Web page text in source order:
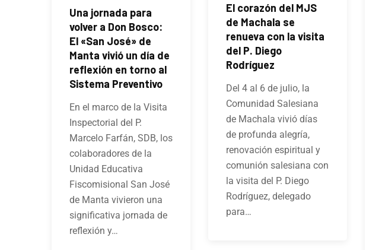
Una jornada para
volver a Don Bosco:
El «San José» de
Manta vivió un día de
reflexión en torno al
Sistema Preventivo
En el marco de la Visita
Inspectorial del P.
Marcelo Farfán, SDB, los
colaboradores de la
Unidad Educativa
Fiscomisional San José
de Manta vivieron una
significativa jornada de
reflexión y…
El corazón del MJS
de Machala se
renueva con la visita
del P. Diego
Rodríguez
Del 4 al 6 de julio, la
Comunidad Salesiana
de Machala vivió días
de profunda alegría,
renovación espiritual y
comunión salesiana con
la visita del P. Diego
Rodríguez, delegado
para…